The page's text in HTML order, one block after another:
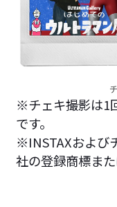
※チェキ撮影は1
です。
※INSTAXおよび
社の登録商標また